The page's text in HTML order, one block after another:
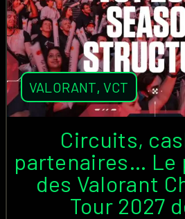
VALORANT,VCT
Circuits,
partenaires… Le
des Valorant
Tour 2027